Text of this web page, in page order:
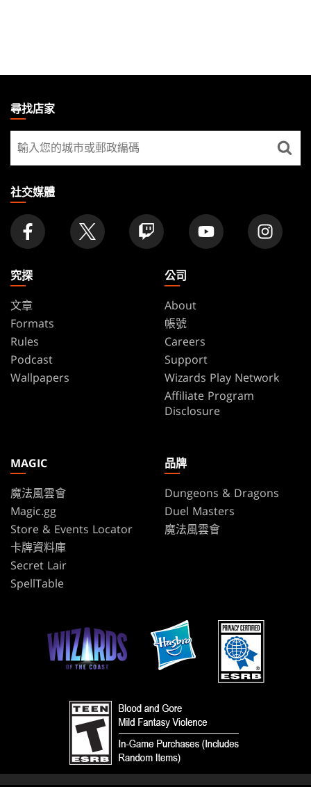
THE
GATHERING
FOOTER
尋找店家
尋
找
家
社交媒體
究探
文章
Formats
Rules
Podcast
Wallpapers
公司
About
帳號
Careers
Support
Wizards Play Network
Affiliate Program
Disclosure
MAGIC
魔法風雲會
Magic.gg
Store & Events Locator
卡牌資料庫
Secret Lair
SpellTable
品牌
Dungeons & Dragons
Duel Masters
魔法風雲會